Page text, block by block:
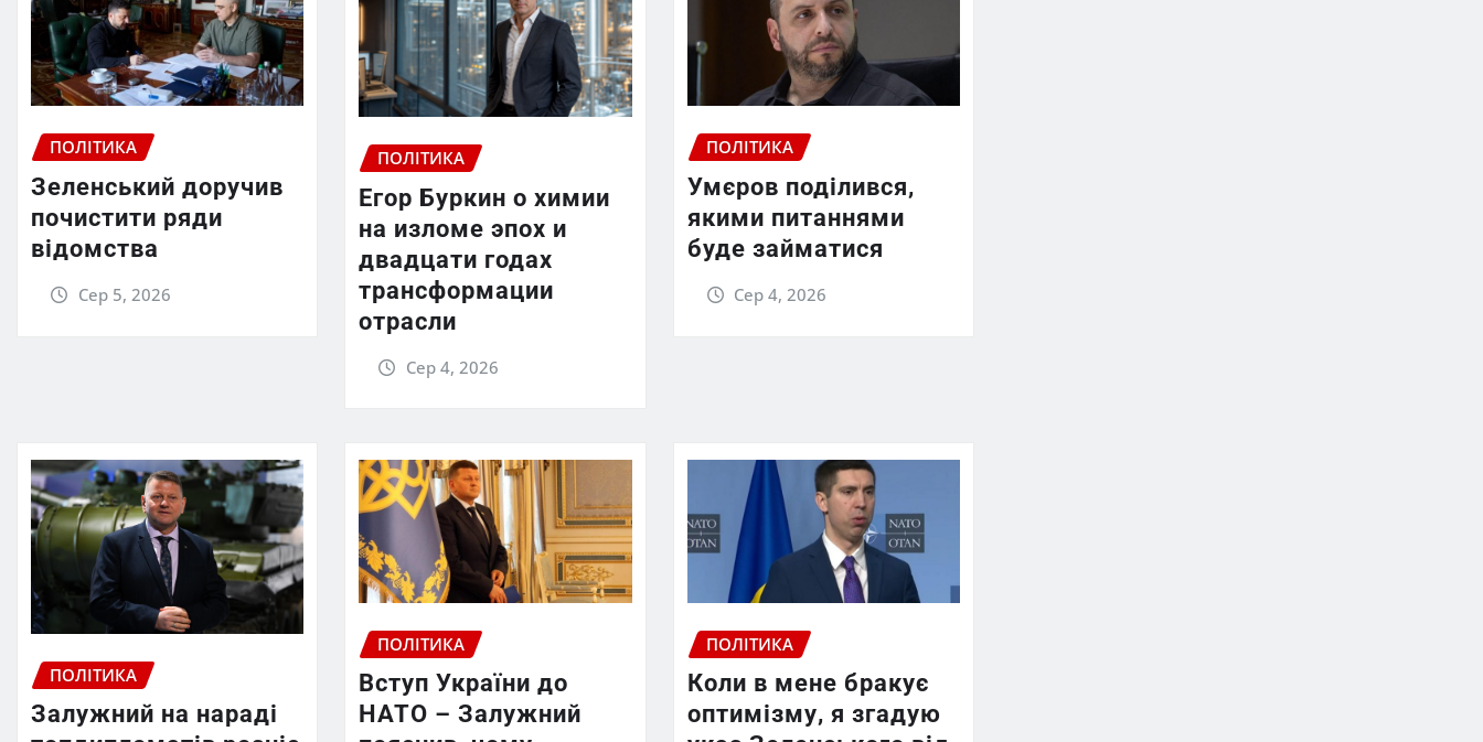
ПОЛІТИКА
Зеленський доручив
почистити ряди
відомства
Сер 5, 2026
ПОЛІТИКА
Егор Буркин о химии
на изломе эпох и
двадцати годах
трансформации
отрасли
Сер 4, 2026
ПОЛІТИКА
Умєров поділився,
якими питаннями
буде займатися
Сер 4, 2026
ПОЛІТИКА
Залужний на нараді
ПОЛІТИКА
Вступ України до
НАТО – Залужний
ПОЛІТИКА
Коли в мене бракує
оптимізму, я згадую